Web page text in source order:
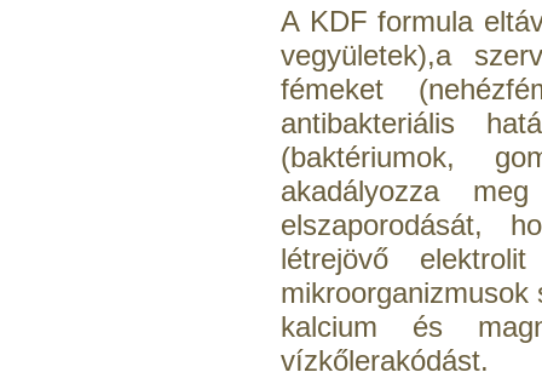
A KDF formula
vegyületek),a
fémeket
antibakteriális
(baktériumok,
akadályozza
elszaporodását,
létrejövő
kalcium és
vízkőlerakódást.